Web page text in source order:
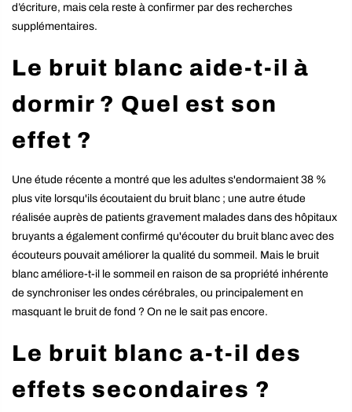
d’écriture, mais cela reste à confirmer par des recherches
supplémentaires.
Le bruit blanc aide-t-il à
dormir ? Quel est son
effet ?
Une étude récente a montré que les adultes s'endormaient 38 %
plus vite lorsqu'ils écoutaient du bruit blanc ; une autre étude
réalisée auprès de patients gravement malades dans des hôpitaux
bruyants a également confirmé qu'écouter du bruit blanc avec des
écouteurs pouvait améliorer la qualité du sommeil. Mais le bruit
blanc améliore-t-il le sommeil en raison de sa propriété inhérente
de synchroniser les ondes cérébrales, ou principalement en
masquant le bruit de fond ? On ne le sait pas encore.
Le bruit blanc a-t-il des
effets secondaires ?